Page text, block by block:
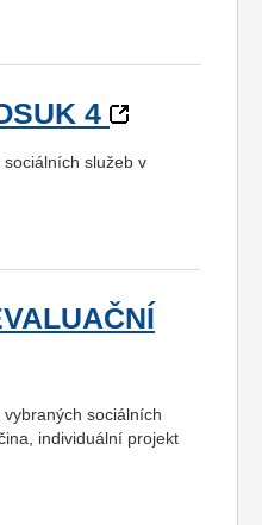
4
služeb v
sociálních
individuální projekt